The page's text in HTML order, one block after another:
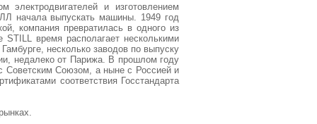
и изготовлением
начала выпускать машины. 1949 год
компания превратилась в одного из
STILL время располагает несколькими
несколько заводов по выпуску
недалеко от Парижа. В прошлом году
Советским Союзом, а ныне с Россией и
соответствия Госстандарта